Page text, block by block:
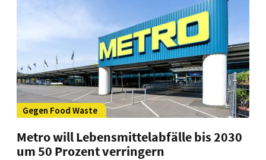
Gegen Food Waste
Metro will Lebensmittelabfälle bis 2030
um 50 Prozent verringern